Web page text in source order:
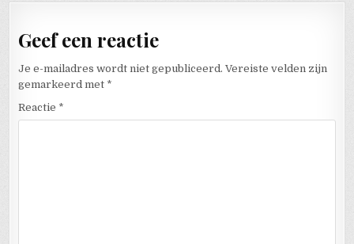
Geef een reactie
Je e-mailadres wordt niet gepubliceerd. Vereiste velden zijn
gemarkeerd met *
Reactie *